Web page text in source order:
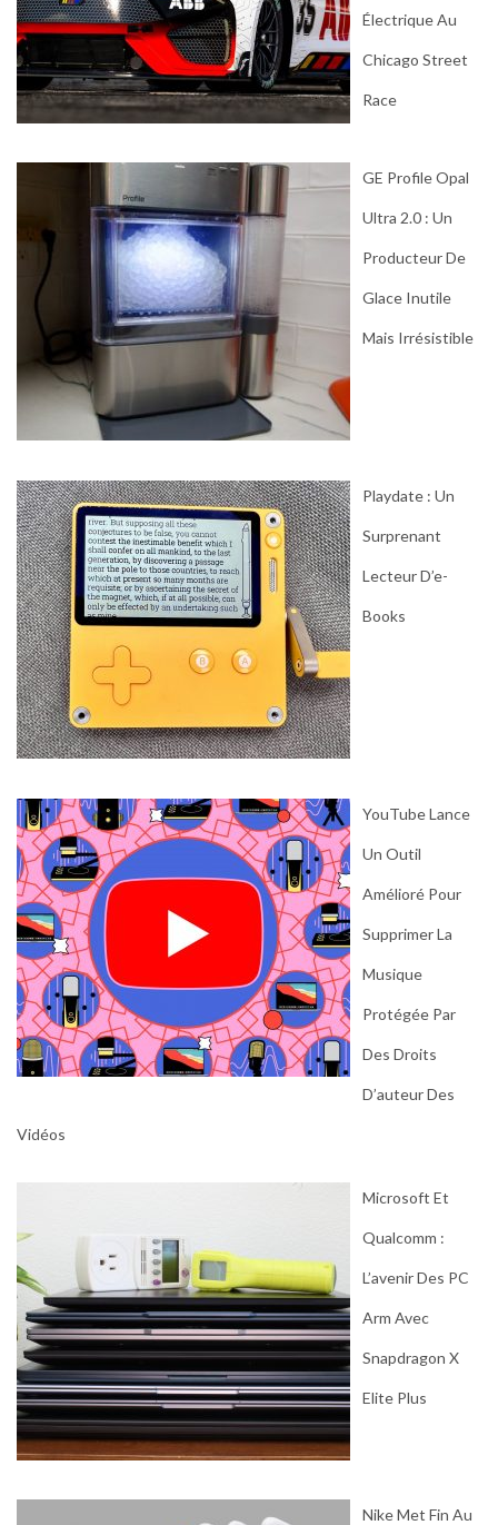
Électrique Au
Chicago Street
Race
GE Profile Opal
Ultra 2.0 : Un
Producteur De
Glace Inutile
Mais Irrésistible
Playdate : Un
Surprenant
Lecteur D’e-
Books
YouTube Lance
Un Outil
Amélioré Pour
Supprimer La
Musique
Protégée Par
Des Droits
D’auteur Des
Vidéos
Microsoft Et
Qualcomm :
L’avenir Des PC
Arm Avec
Snapdragon X
Elite Plus
Nike Met Fin Au